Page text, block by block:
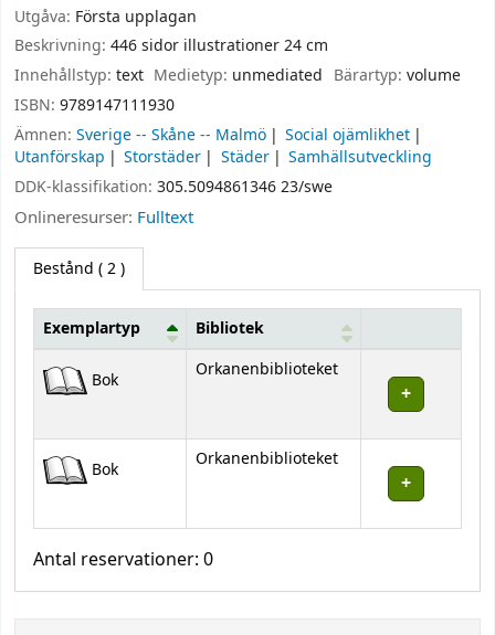
Utgåva: Första upplagan
Beskrivning: 446 sidor illustrationer 24 cm
Innehållstyp: text Medietyp: unmediated Bärartyp: volume
ISBN: 9789147111930
Ämnen: Sverige -- Skåne -- Malmö
Social ojämlikhet
Utanförskap
Storstäder Städer
Samhällsutveckling
DDK-klassifikation: 305.5094861346 23/swe
Onlineresurser: Fulltext
Bestånd ( 2 )
Bestånd
Exemplartyp Bibliotek
Bok Orkanenbiblioteket
Bok Orkanenbiblioteket
Antal reservationer: 0